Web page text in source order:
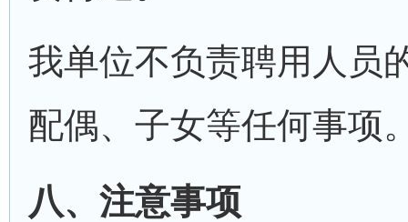
我单位不负责聘用人员
配偶、子女等任何事项
八、注意事项